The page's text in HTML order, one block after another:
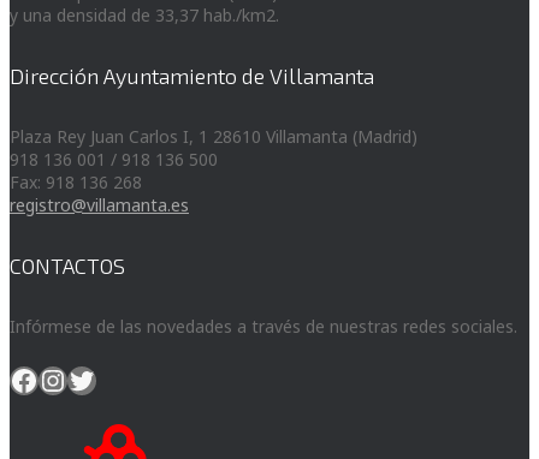
y una densidad de 33,37 hab./km2.
Dirección Ayuntamiento de Villamanta
Plaza Rey Juan Carlos I, 1 28610 Villamanta (Madrid)
918 136 001 / 918 136 500
Fax: 918 136 268
registro@villamanta.es
CONTACTOS
Infórmese de las novedades a través de nuestras redes sociales.
Facebook
Instagram
Twitter